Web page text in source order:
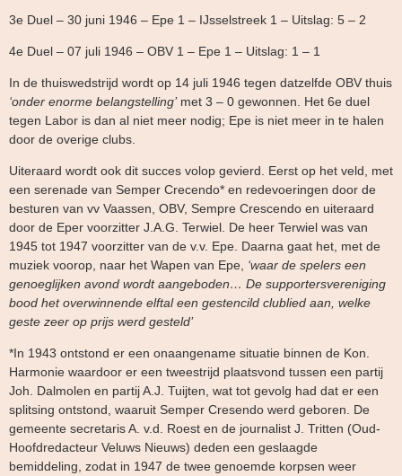
3e Duel – 30 juni 1946 – Epe 1 – IJsselstreek 1 – Uitslag: 5 – 2
4e Duel – 07 juli 1946 – OBV 1 – Epe 1 – Uitslag: 1 – 1
In de thuiswedstrijd wordt op 14 juli 1946 tegen datzelfde OBV thuis
‘onder enorme belangstelling’met 3 – 0 gewonnen. Het 6e duel
tegen Labor is dan al niet meer nodig; Epe is niet meer in te halen
door de overige clubs.
Uiteraard wordt ook dit succes volop gevierd. Eerst op het veld, met
een serenade van Semper Crecendo* en redevoeringen door de
besturen van vv Vaassen, OBV, Sempre Crescendo en uiteraard
door de Eper voorzitter J.A.G. Terwiel. De heer Terwiel was van
1945 tot 1947 voorzitter van de v.v. Epe. Daarna gaat het, met de
muziek voorop, naar het Wapen van Epe, ‘waar de spelers een
genoeglijken avond wordt aangeboden… De supportersvereniging
bood het overwinnende elftal een gestencild clublied aan, welke
geste zeer op prijs werd gesteld’
*In 1943 ontstond er een onaangename situatie binnen de Kon.
Harmonie waardoor er een tweestrijd plaatsvond tussen een partij
Joh. Dalmolen en partij A.J. Tuijten, wat tot gevolg had dat er een
splitsing ontstond, waaruit Semper Cresendo werd geboren. De
gemeente secretaris A. v.d. Roest en de journalist J. Tritten (Oud-
Hoofdredacteur Veluws Nieuws) deden een geslaagde
bemiddeling, zodat in 1947 de twee genoemde korpsen weer